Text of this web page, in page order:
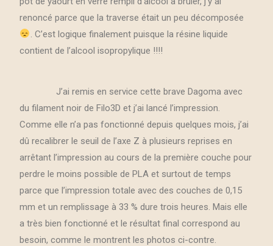
renoncé parce que la traverse était un peu décomposée
. C’est logique finalement puisque la résine liquide
contient de l’alcool isopropylique !!!!
J’ai remis en service cette brave Dagoma avec
du filament noir de Filo3D et j’ai lancé l’impression.
Comme elle n’a pas fonctionné depuis quelques mois, j’ai
dû recalibrer le seuil de l’axe Z à plusieurs reprises en
arrêtant l’impression au cours de la première couche pour
perdre le moins possible de PLA et surtout de temps
parce que l’impression totale avec des couches de 0,15
mm et un remplissage à 33 % dure trois heures. Mais elle
a très bien fonctionné et le résultat final correspond au
besoin, comme le montrent les photos ci-contre.